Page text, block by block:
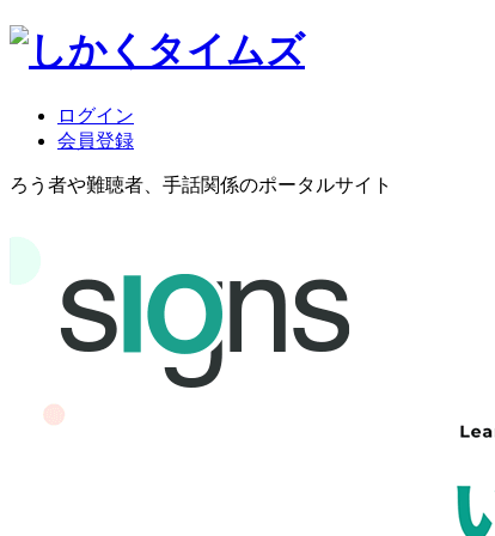
ログイン
会員登録
ろう者や難聴者、手話関係のポータルサイト